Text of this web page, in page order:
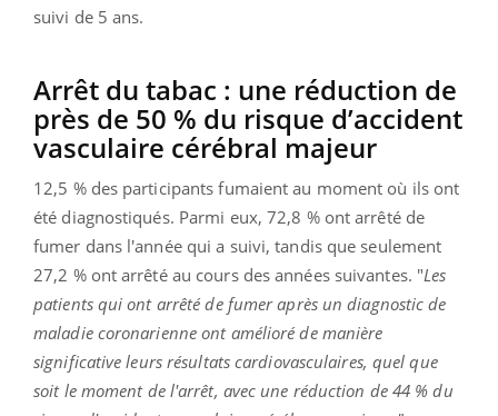
suivi de 5 ans.
Arrêt du tabac : une réduction de
près de 50 % du risque d’accident
vasculaire cérébral majeur
12,5 % des participants fumaient au moment où ils ont
été diagnostiqués. Parmi eux, 72,8 % ont arrêté de
fumer dans l'année qui a suivi, tandis que seulement
27,2 % ont arrêté au cours des années suivantes. "Les
patients qui ont arrêté de fumer après un diagnostic de
maladie coronarienne ont amélioré de manière
significative leurs résultats cardiovasculaires, quel que
soit le moment de l'arrêt, avec une réduction de 44 % du